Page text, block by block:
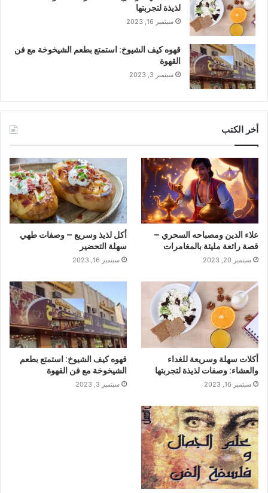
لذيذة لتجربتها
سبتمبر 16, 2023
قهوه كيف الشيوخ: استمتع بطعم الشيخوخة مع فن
القهوة
سبتمبر 3, 2023
أخر الكتب
علاء الدين ومصباحه السحري –
قصة رائعة مليئة بالمغامرات
سبتمبر 20, 2023
أكل لذيذ وسريع – وصفات طهي
سهلة التحضير
سبتمبر 16, 2023
أكلات سهلة وسريعة للغداء
والعشاء: وصفات لذيذة لتجربتها
سبتمبر 16, 2023
قهوه كيف الشيوخ: استمتع بطعم
الشيخوخة مع فن القهوة
سبتمبر 3, 2023